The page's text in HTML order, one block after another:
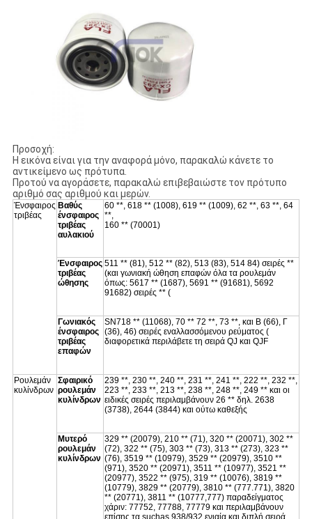
Προσοχή:
Η εικόνα είναι για την αναφορά μόνο, παρακαλώ κάνετε το
αντικείμενο ως πρότυπα.
Προτού να αγοράσετε, παρακαλώ επιβεβαιώστε τον πρότυπο
αριθμό σας αριθμού και μερών.
Ένσφαιρος
τριβέας
Βαθύς
ένσφαιρος
τριβέας
αυλακιού
60 **, 618 ** (1008), 619 ** (1009), 62 **, 63 **, 64
**,
160 ** (70001)
Ένσφαιρος
τριβέας
ώθησης
511 ** (81), 512 ** (82), 513 (83), 514 84) σειρές **
(και γωνιακή ώθηση επαφών όλα τα ρουλεμάν
όπως: 5617 ** (1687), 5691 ** (91681), 5692
91682) σειρές ** (
Γωνιακός
ένσφαιρος
τριβέας
επαφών
SN718 ** (11068), 70 ** 72 **, 73 **, και Β (66), Γ
(36), 46) σειρές εναλλασσόμενου ρεύματος (
διαφορετικά περιλάβετε τη σειρά QJ και QJF
Ρουλεμάν
κυλίνδρων
Σφαιρικό
ρουλεμάν
κυλίνδρων
239 **, 230 **, 240 **, 231 **, 241 **, 222 **, 232 **,
223 **, 233 **, 213 **, 238 **, 248 **, 249 ** και οι
ειδικές σειρές περιλαμβάνουν 26 ** δηλ. 2638
(3738), 2644 (3844) και ούτω καθεξής
Μυτερό
ρουλεμάν
κυλίνδρων
329 ** (20079), 210 ** (71), 320 ** (20071), 302 **
(72), 322 ** (75), 303 ** (73), 313 ** (273), 323 **
(76), 3519 ** (10979), 3529 ** (20979), 3510 **
(971), 3520 ** (20971), 3511 ** (10977), 3521 **
(20977), 3522 ** (975), 319 ** (10076), 3819 **
(10779), 3829 ** (20779), 3810 ** (777.771), 3820
** (20771), 3811 ** (10777,777) παραδείγματος
χάριν: 77752, 77788, 77779 και περιλαμβάνουν